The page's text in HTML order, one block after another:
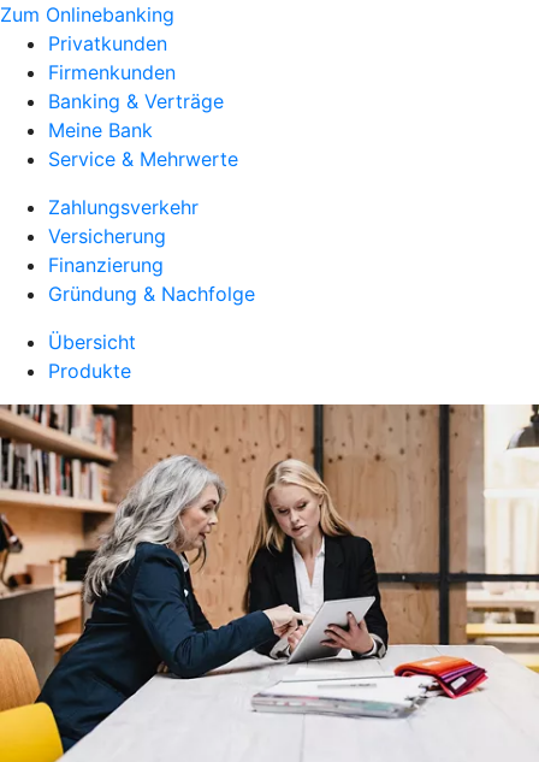
Zum Onlinebanking
Privatkunden
Firmenkunden
Banking & Verträge
Meine Bank
Service & Mehrwerte
Zahlungsverkehr
Versicherung
Finanzierung
Gründung & Nachfolge
Übersicht
Produkte